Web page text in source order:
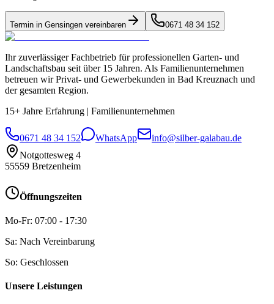
Termin in Gensingen vereinbaren 0671 48 34 152
Ihr zuverlässiger Fachbetrieb für professionellen Garten- und
Landschaftsbau seit über 15 Jahren. Als Familienunternehmen
betreuen wir Privat- und Gewerbekunden in Bad Kreuznach und
der gesamten Region.
15+ Jahre Erfahrung
Familienunternehmen
0671 48 34 152 WhatsApp
info@silber-galabau.de
Notgottesweg 4
55559 Bretzenheim
Öffnungszeiten
Mo-Fr: 07:00 - 17:30
Sa: Nach Vereinbarung
So: Geschlossen
Unsere Leistungen